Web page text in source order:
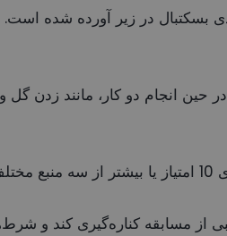
بسکتبال در زیر آورده شده
مسابقه کناره‌گیری کند و